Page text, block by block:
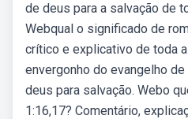
de deus para a salvação de
Webqual o significado de
crítico e explicativo de toda
envergonho do evangelho
deus para salvação. Webo
1:16,17? Comentário,